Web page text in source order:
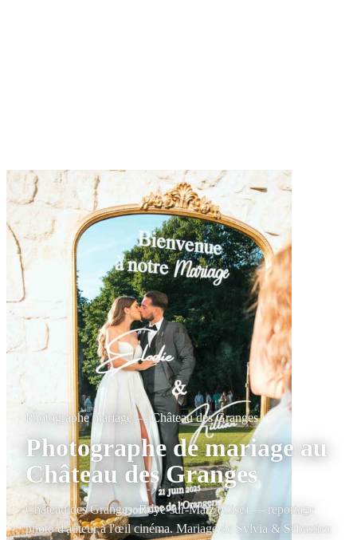
Photographe mariage — Château des Granges
Photographe de mariage au
Château des Granges
Château des Granges, Roye-sur-Matz (Oise) — reportage
photo d'auteur à l'œil cinéma. Mariage de Sylvia & Sébastien